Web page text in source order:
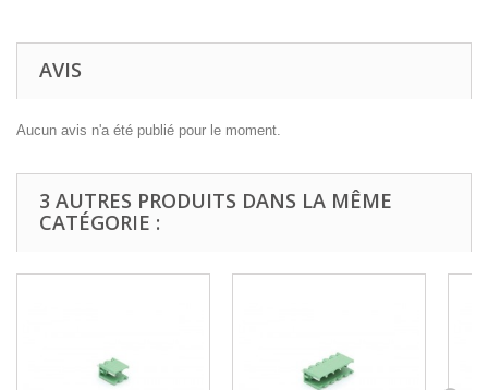
AVIS
Aucun avis n'a été publié pour le moment.
3 AUTRES PRODUITS DANS LA MÊME
CATÉGORIE :